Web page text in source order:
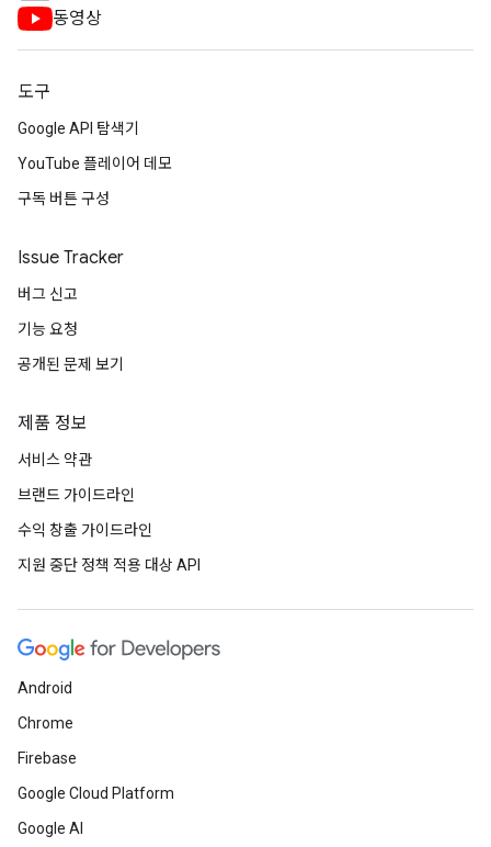
동영상
도구
Google API 탐색기
YouTube 플레이어 데모
구독 버튼 구성
Issue Tracker
버그 신고
기능 요청
공개된 문제 보기
제품 정보
서비스 약관
브랜드 가이드라인
수익 창출 가이드라인
지원 중단 정책 적용 대상 API
Android
Chrome
Firebase
Google Cloud Platform
Google AI